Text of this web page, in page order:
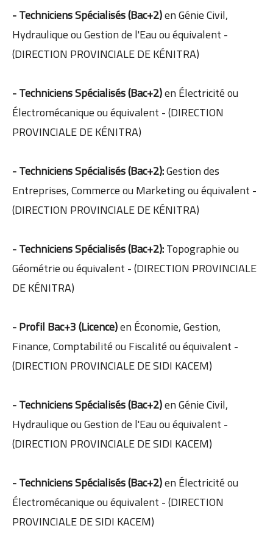
- Techniciens Spécialisés (Bac+2)en Génie Civil,
Hydraulique ou Gestion de l'Eau ou équivalent -
(DIRECTION PROVINCIALE DE KÉNITRA)
- Techniciens Spécialisés (Bac+2)en Électricité ou
Électromécanique ou équivalent - (DIRECTION
PROVINCIALE DE KÉNITRA)
- Techniciens Spécialisés (Bac+2):Gestion des
Entreprises, Commerce ou Marketing ou équivalent -
(DIRECTION PROVINCIALE DE KÉNITRA)
- Techniciens Spécialisés (Bac+2):Topographie ou
Géométrie ou équivalent - (DIRECTION PROVINCIALE
DE KÉNITRA)
- Profil Bac+3 (Licence)en Économie, Gestion,
Finance, Comptabilité ou Fiscalité ou équivalent -
(DIRECTION PROVINCIALE DE SIDI KACEM)
- Techniciens Spécialisés (Bac+2)en Génie Civil,
Hydraulique ou Gestion de l'Eau ou équivalent -
(DIRECTION PROVINCIALE DE SIDI KACEM)
- Techniciens Spécialisés (Bac+2)en Électricité ou
Électromécanique ou équivalent - (DIRECTION
PROVINCIALE DE SIDI KACEM)